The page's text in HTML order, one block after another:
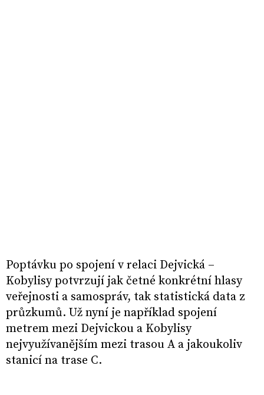
Poptávku po spojení v relaci Dejvická –
Kobylisy potvrzují jak četné konkrétní hlasy
veřejnosti a samospráv, tak statistická data z
průzkumů. Už nyní je například spojení
metrem mezi Dejvickou a Kobylisy
nejvyužívanějším mezi trasou A a jakoukoliv
stanicí na trase C.